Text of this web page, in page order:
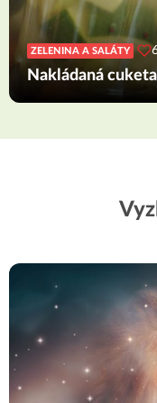
ZELENINA A SALÁTY
Nakládaná